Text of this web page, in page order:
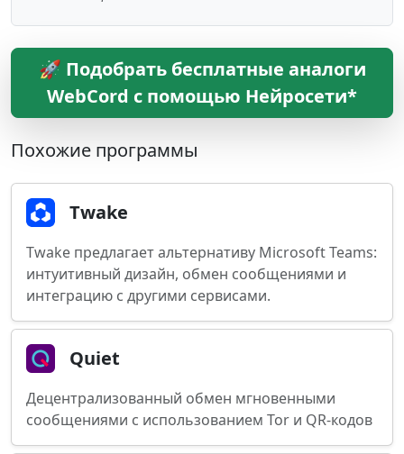
🚀 Подобрать бесплатные аналоги
WebCord с помощью Нейросети*
Похожие программы
Twake
Twake предлагает альтернативу Microsoft Teams:
интуитивный дизайн, обмен сообщениями и
интеграцию с другими сервисами.
Quiet
Децентрализованный обмен мгновенными
сообщениями с использованием Tor и QR-кодов